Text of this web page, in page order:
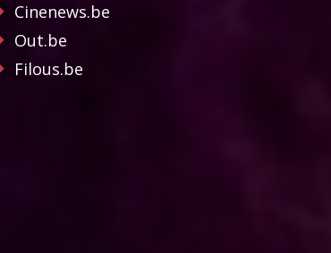
Cinenews.be
Out.be
Filous.be